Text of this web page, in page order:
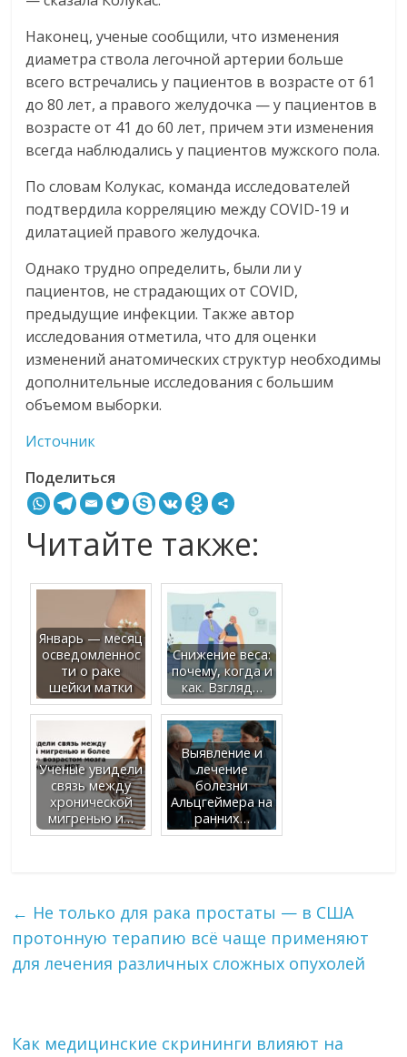
Наконец, ученые сообщили, что изменения
диаметра ствола легочной артерии больше
всего встречались у пациентов в возрасте от 61
до 80 лет, а правого желудочка — у пациентов в
возрасте от 41 до 60 лет, причем эти изменения
всегда наблюдались у пациентов мужского пола.
По словам Колукас, команда исследователей
подтвердила корреляцию между COVID-19 и
дилатацией правого желудочка.
Однако трудно определить, были ли у
пациентов, не страдающих от COVID,
предыдущие инфекции. Также автор
исследования отметила, что для оценки
изменений анатомических структур необходимы
дополнительные исследования с большим
объемом выборки.
Источник
Поделиться
Читайте также:
Январь — месяц
осведомленнос
ти о раке
шейки матки
Снижение веса:
почему, когда и
как. Взгляд…
Ученые увидели
связь между
хронической
мигренью и…
Выявление и
лечение
болезни
Альцгеймера на
ранних…
← Не только для рака простаты — в США
протонную терапию всё чаще применяют
для лечения различных сложных опухолей
Как медицинские скрининги влияют на